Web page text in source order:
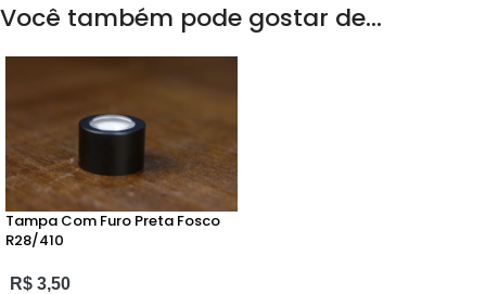
Você também pode gostar de…
Tampa Com Furo Preta Fosco
R28/410
R$3,50